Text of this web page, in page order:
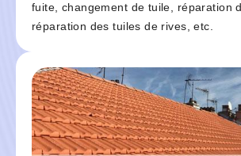
fuite, changement de tuile, réparation
réparation des tuiles de rives, etc.